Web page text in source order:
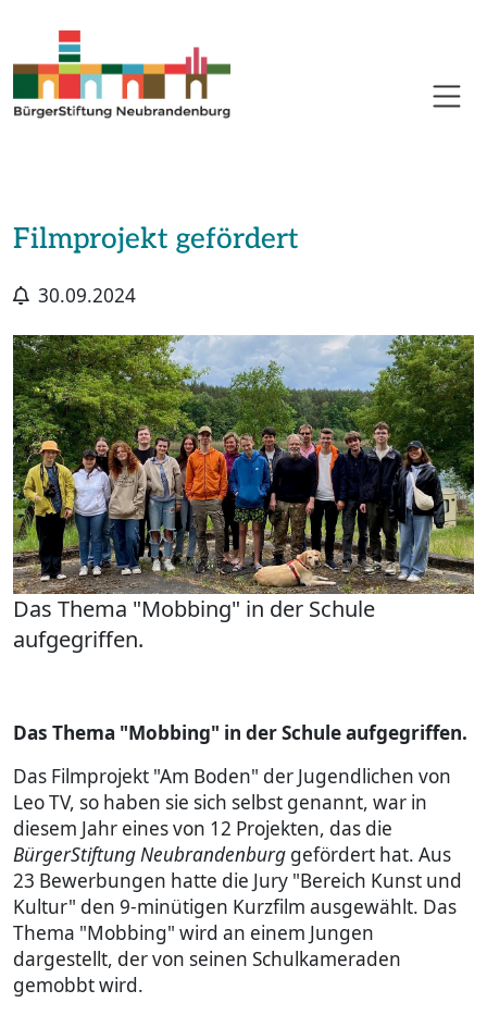
Filmprojekt gefördert
30.09.2024
Das Thema "Mobbing" in der Schule
aufgegriffen.
Das Thema "Mobbing" in der Schule aufgegriffen.
Das Filmprojekt "Am Boden" der Jugendlichen von
Leo TV, so haben sie sich selbst genannt, war in
diesem Jahr eines von 12 Projekten, das die
BürgerStiftung Neubrandenburg gefördert hat. Aus
23 Bewerbungen hatte die Jury "Bereich Kunst und
Kultur" den 9-minütigen Kurzfilm ausgewählt. Das
Thema "Mobbing" wird an einem Jungen
dargestellt, der von seinen Schulkameraden
gemobbt wird.